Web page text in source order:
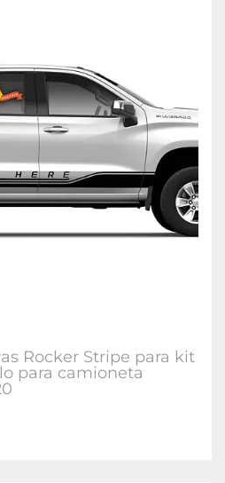
Rocker Stripe para kit
para camioneta